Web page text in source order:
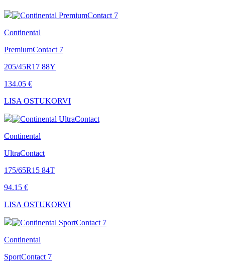
Continental
PremiumContact 7
205/45R17 88Y
134.05 €
LISA OSTUKORVI
Continental
UltraContact
175/65R15 84T
94.15 €
LISA OSTUKORVI
Continental
SportContact 7